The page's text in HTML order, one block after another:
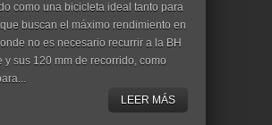
como una bicicleta ideal tanto para
buscan el máximo rendimiento en
no es necesario recurrir a la BH
y sus 120 mm de recorrido, como
LEER MÁS